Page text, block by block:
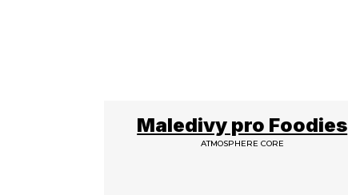
Maledivy pro Foodies
ATMOSPHERE CORE